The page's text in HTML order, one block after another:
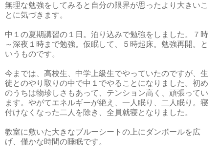
無理な勉強をしてみると自分の限界が思ったより大きいこ
とに気づきます。
中１の夏期講習の１日。泊り込みで勉強をしました。７時
～深夜１時まで勉強。仮眠して、５時起床。勉強再開。と
いうものです。
今までは、高校生、中学上級生でやっていたのですが、生
徒とのやり取りの中で中１でやることになりました。初め
のうちは物珍しさもあって、テンション高く、頑張ってい
ます。やがてエネルギーが絶え、一人眠り、二人眠り。寝
付けなくなった二人を除き、全員就寝となりました。
教室に敷いた大きなブルーシートの上にダンボールを広
げ、僅かな時間の睡眠です。